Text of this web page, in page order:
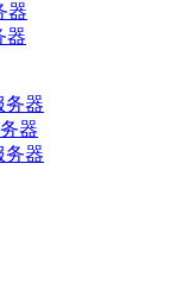
器
器
务器
器
务器